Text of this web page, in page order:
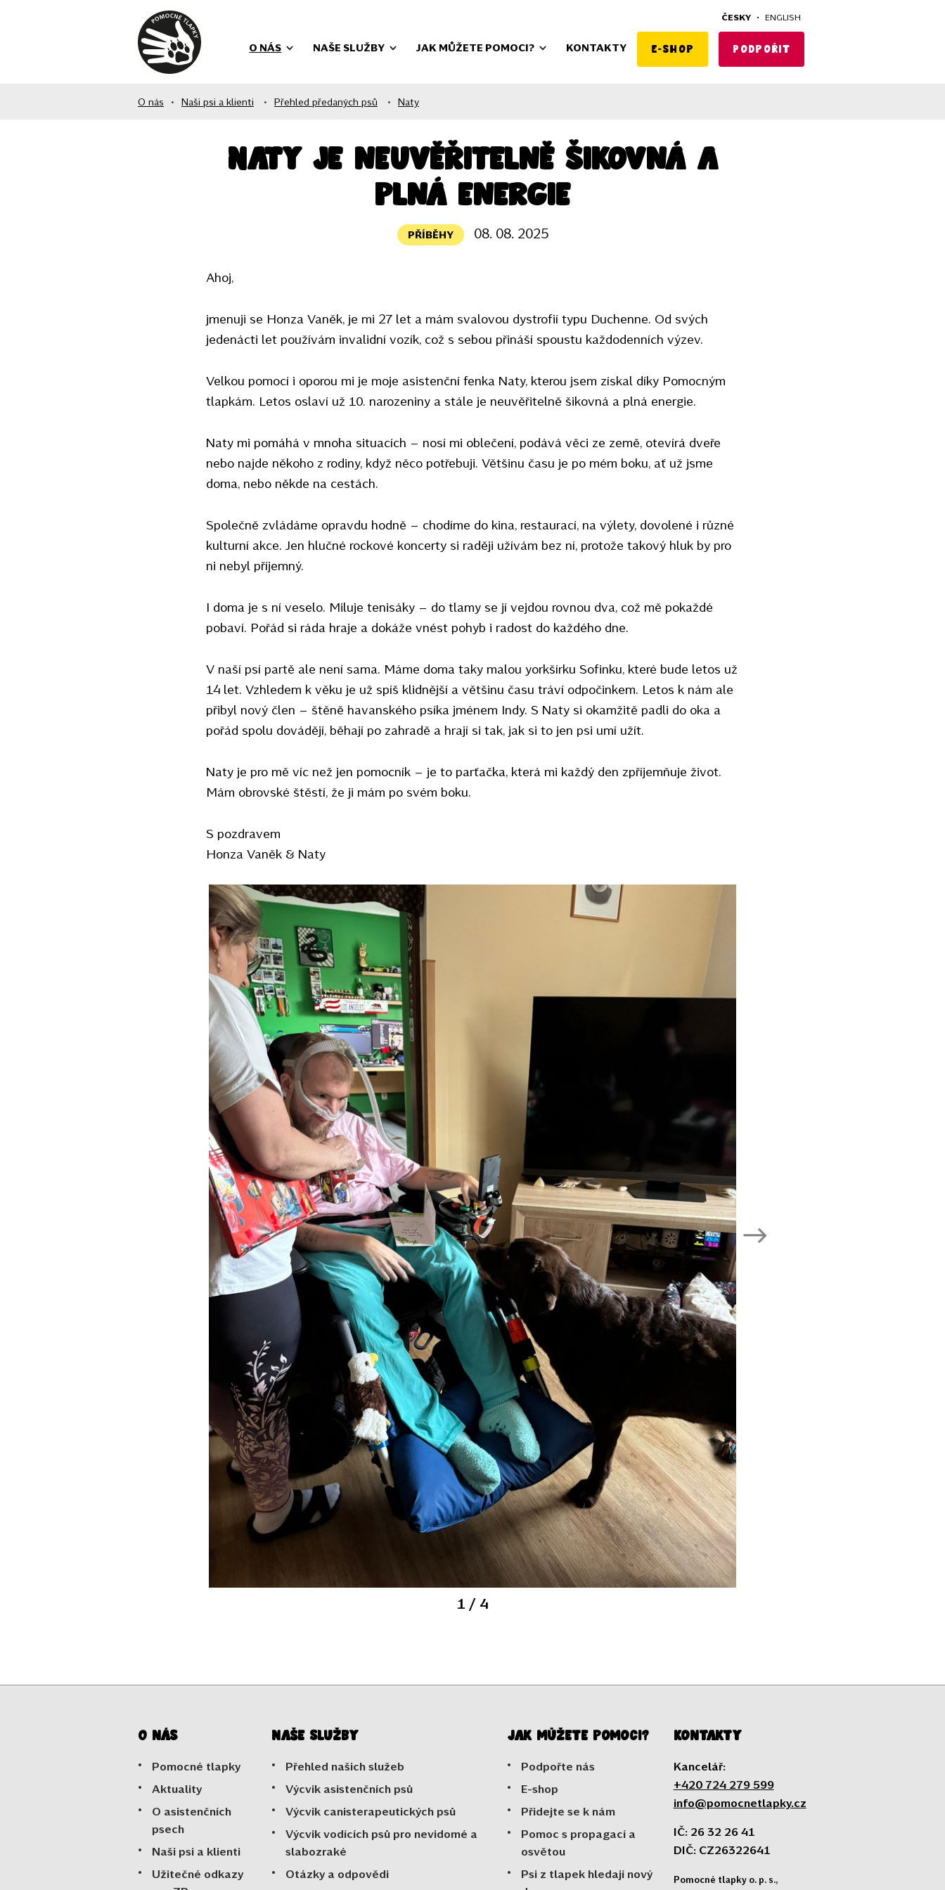
O NÁS NAŠE SLUŽBY JAK MŮŽETE POMOCI? KONTAKTY E-shop Podpořit
ČESKY • ENGLISH
O nás • Naši psi a klienti • Přehled předaných psů • Naty
Naty je neuvěřitelně šikovná a
plná energie
PŘÍBĚHY 08. 08. 2025
Ahoj,
jmenuji se Honza Vaněk, je mi 27 let a mám svalovou dystrofií typu Duchenne. Od svých
jedenácti let používám invalidní vozík, což s sebou přináší spoustu každodenních výzev.
Velkou pomocí i oporou mi je moje asistenční fenka Naty, kterou jsem získal díky Pomocným
tlapkám. Letos oslaví už 10. narozeniny a stále je neuvěřitelně šikovná a plná energie.
Naty mi pomáhá v mnoha situacích – nosí mi oblečení, podává věci ze země, otevírá dveře
nebo najde někoho z rodiny, když něco potřebuji. Většinu času je po mém boku, ať už jsme
doma, nebo někde na cestách.
Společně zvládáme opravdu hodně – chodíme do kina, restaurací, na výlety, dovolené i různé
kulturní akce. Jen hlučné rockové koncerty si raději užívám bez ní, protože takový hluk by pro
ni nebyl příjemný.
I doma je s ní veselo. Miluje tenisáky – do tlamy se jí vejdou rovnou dva, což mě pokaždé
pobaví. Pořád si ráda hraje a dokáže vnést pohyb i radost do každého dne.
V naší psí partě ale není sama. Máme doma taky malou yorkšírku Sofinku, které bude letos už
14 let. Vzhledem k věku je už spíš klidnější a většinu času tráví odpočinkem. Letos k nám ale
přibyl nový člen – štěně havanského psíka jménem Indy. S Naty si okamžitě padli do oka a
pořád spolu dovádějí, běhají po zahradě a hrají si tak, jak si to jen psi umí užít.
Naty je pro mě víc než jen pomocník – je to parťačka, která mi každý den zpříjemňuje život.
Mám obrovské štěstí, že ji mám po svém boku.
S pozdravem
Honza Vaněk & Naty
1 / 4
O nás
Pomocné tlapky
Aktuality
O asistenčních
psech
Naši psi a klienti
Užitečné odkazy
Naše služby
Přehled našich služeb
Výcvik asistenčních psů
Výcvik canisterapeutických psů
Výcvik vodících psů pro nevidomé a
slabozraké
Otázky a odpovědi
Jak můžete pomoci?
Podpořte nás
E-shop
Přidejte se k nám
Pomoc s propagací a
osvětou
Psi z tlapek hledají nový
Kontakty
Kancelář:
+420 724 279 599
info@pomocnetlapky.cz
IČ: 26 32 26 41
DIČ: CZ26322641
Pomocné tlapky o. p. s.,